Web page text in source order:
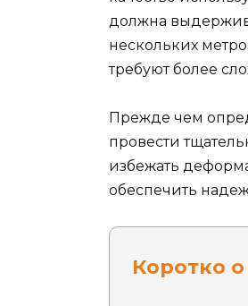
должна
нескольких
требуют более
Прежде чем
провести
избежать
обеспечить
Коротко